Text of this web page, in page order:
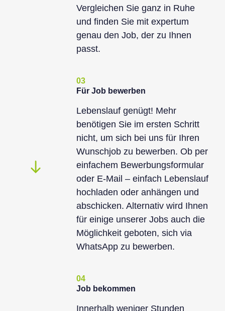
Vergleichen Sie ganz in Ruhe
und finden Sie mit expertum
genau den Job, der zu Ihnen
passt.
03
Für Job bewerben
Lebenslauf genügt! Mehr
benötigen Sie im ersten Schritt
nicht, um sich bei uns für Ihren
Wunschjob zu bewerben. Ob per
einfachem Bewerbungsformular
oder E-Mail – einfach Lebenslauf
hochladen oder anhängen und
abschicken. Alternativ wird Ihnen
für einige unserer Jobs auch die
Möglichkeit geboten, sich via
WhatsApp zu bewerben.
04
Job bekommen
Innerhalb weniger Stunden